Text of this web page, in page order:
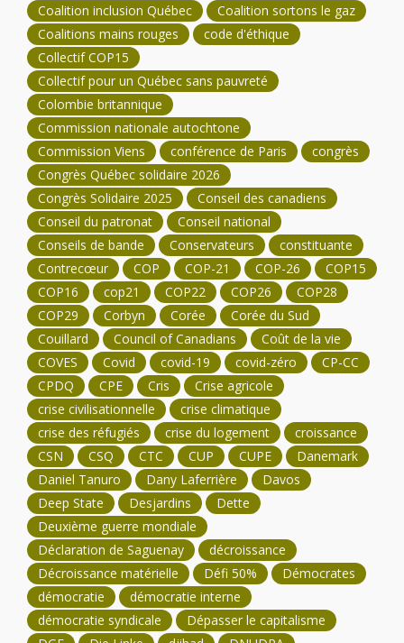
Coalition inclusion Québec
Coalition sortons le gaz
Coalitions mains rouges
code d'éthique
Collectif COP15
Collectif pour un Québec sans pauvreté
Colombie britannique
Commission nationale autochtone
Commission Viens
conférence de Paris
congrès
Congrès Québec solidaire 2026
Congrès Solidaire 2025
Conseil des canadiens
Conseil du patronat
Conseil national
Conseils de bande
Conservateurs
constituante
Contrecœur
COP COP-21 COP-26
COP15
COP16
cop21 COP22 COP26
COP28
COP29
Corbyn Corée
Corée du Sud
Couillard
Council of Canadians
Coût de la vie
COVES
Covid covid-19 covid-zéro
CP-CC
CPDQ
CPE Cris
Crise agricole
crise civilisationnelle
crise climatique
crise des réfugiés
crise du logement
croissance
CSN
CSQ CTC CUP CUPE
Danemark
Daniel Tanuro
Dany Laferrière
Davos
Deep State
Desjardins
Dette
Deuxième guerre mondiale
Déclaration de Saguenay
décroissance
Décroissance matérielle
Défi 50%
Démocrates
démocratie
démocratie interne
démocratie syndicale
Dépasser le capitalisme